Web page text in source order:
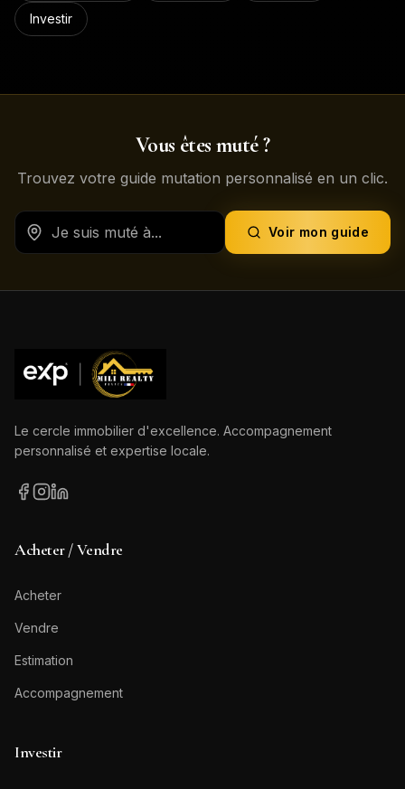
Investir
Vous êtes muté ?
Trouvez votre guide mutation personnalisé en un clic.
Voir mon guide
Le cercle immobilier d'excellence. Accompagnement
personnalisé et expertise locale.
Acheter / Vendre
Acheter
Vendre
Estimation
Accompagnement
Investir